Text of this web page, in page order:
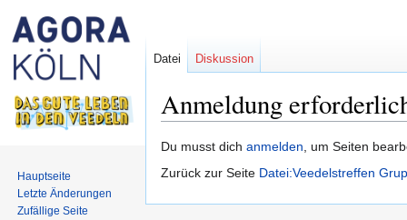
Anmeldung
Zur
Navigation
Zur
Suche
Du musst dich anmelden, um Seiten
Zurück zur Seite Datei:Veedelstreffen
Datei Diskussion
Hauptseite
Letzte Änderungen
Zufällige Seite